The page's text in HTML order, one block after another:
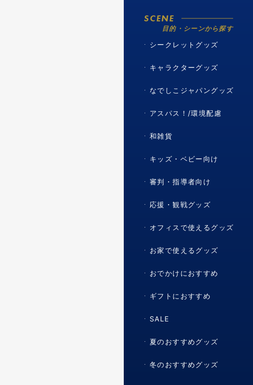
SCENE
目的・シーンから探す
シークレットグッズ
キャラクターグッズ
なでしこジャパングッズ
アスパス！/環境配慮
和雑貨
キッズ・ベビー向け
審判・指導者向け
応援・観戦グッズ
オフィスで使えるグッズ
お家で使えるグッズ
おでかけにおすすめ
ギフトにおすすめ
SALE
夏のおすすめグッズ
冬のおすすめグッズ